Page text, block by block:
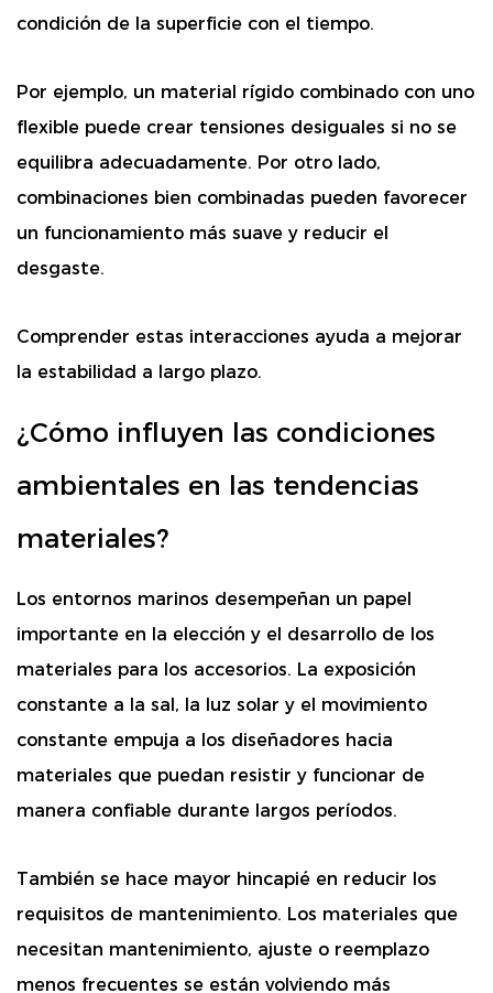
condición de la superficie con el tiempo.
Por ejemplo, un material rígido combinado con uno
flexible puede crear tensiones desiguales si no se
equilibra adecuadamente. Por otro lado,
combinaciones bien combinadas pueden favorecer
un funcionamiento más suave y reducir el
desgaste.
Comprender estas interacciones ayuda a mejorar
la estabilidad a largo plazo.
¿Cómo influyen las condiciones
ambientales en las tendencias
materiales?
Los entornos marinos desempeñan un papel
importante en la elección y el desarrollo de los
materiales para los accesorios. La exposición
constante a la sal, la luz solar y el movimiento
constante empuja a los diseñadores hacia
materiales que puedan resistir y funcionar de
manera confiable durante largos períodos.
También se hace mayor hincapié en reducir los
requisitos de mantenimiento. Los materiales que
necesitan mantenimiento, ajuste o reemplazo
menos frecuentes se están volviendo más